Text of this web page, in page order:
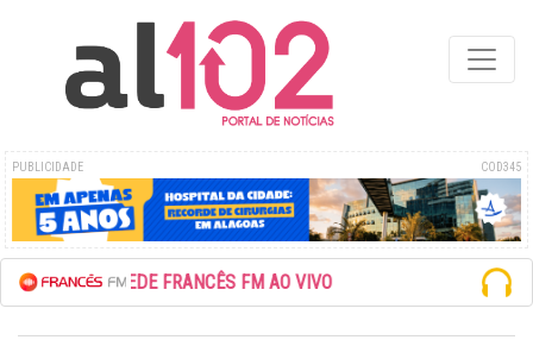
PUBLICIDADE COD345
ESCUTE A REDE FRANCÊS FM AO VIVO